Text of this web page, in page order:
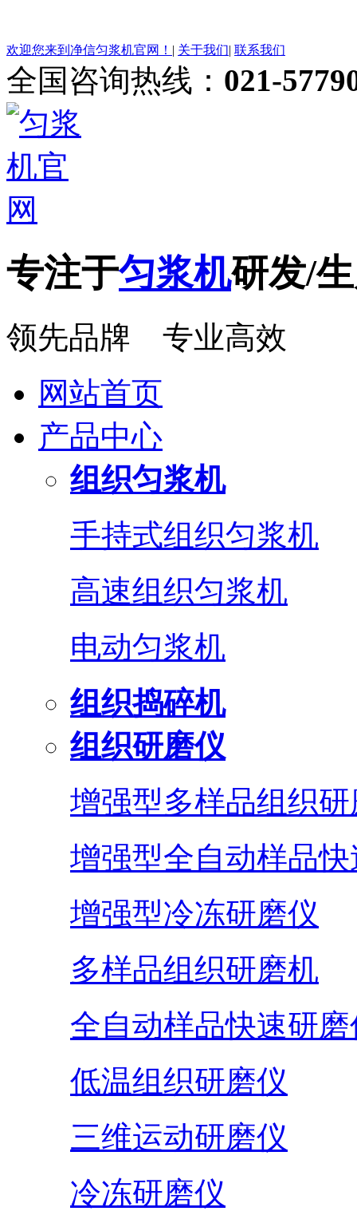
欢迎您来到净信匀浆机官网！ | 关于我们| 联系我们
全国咨询热线： 021-
专注于匀浆机研发/
领先品牌 专业高效
网站首页
产品中心
组织匀浆机
手持式组织匀浆机
高速组织匀浆机
电动匀浆机
组织捣碎机
组织研磨仪
增强型多样品组织
增强型全自动样品
增强型冷冻研磨仪
多样品组织研磨机
全自动样品快速研磨
低温组织研磨仪
三维运动研磨仪
冷冻研磨仪